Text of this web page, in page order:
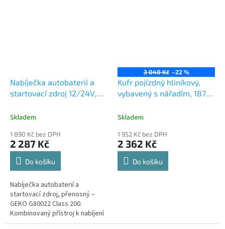
Nabíječka autobaterií a
startovací zdroj 12/24V,
Skladem
1 890 Kč bez DPH
2 287 Kč
Do košíku
Nabíječka autobaterií a
startovací zdroj, přenosný –
GEKO G80022 Class 200.
Kombinovaný přístroj k nabíjení
autobaterií a ke startování
3 040 Kč –22 %
Kufr pojízdný hliníkový,
vybavený s nářadím, 187
Skladem
1 952 Kč bez DPH
2 362 Kč
Do košíku